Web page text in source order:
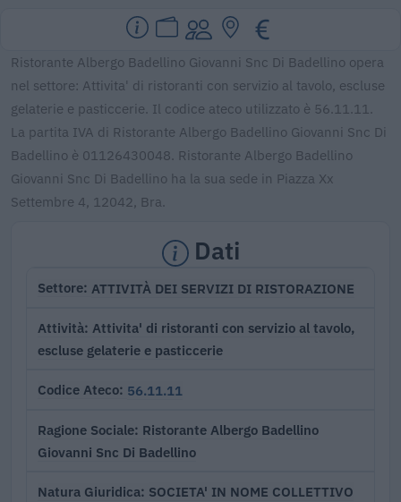
Ristorante Albergo Badellino Giovanni Snc Di Badellino opera
nel settore: Attivita' di ristoranti con servizio al tavolo, escluse
gelaterie e pasticcerie. Il codice ateco utilizzato è 56.11.11.
La partita IVA di Ristorante Albergo Badellino Giovanni Snc Di
Badellino è 01126430048. Ristorante Albergo Badellino
Giovanni Snc Di Badellino ha la sua sede in Piazza Xx
Settembre 4, 12042, Bra.
Dati
Settore ATTIVITÀ DEI SERVIZI DI RISTORAZIONE
Attività Attivita' di ristoranti con servizio al tavolo,
escluse gelaterie e pasticcerie
Codice Ateco 56.11.11
Ragione Sociale Ristorante Albergo Badellino
Giovanni Snc Di Badellino
Natura Giuridica SOCIETA' IN NOME COLLETTIVO